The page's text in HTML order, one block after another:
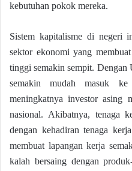
kebutuhan pokok mereka.
Sistem kapitalisme di negeri
sektor ekonomi yang
tinggi semakin sempit.
semakin mudah masuk ke
meningkatnya investor asing
nasional. Akibatnya, tenaga
dengan kehadiran tenaga
membuat lapangan kerja
kalah bersaing dengan